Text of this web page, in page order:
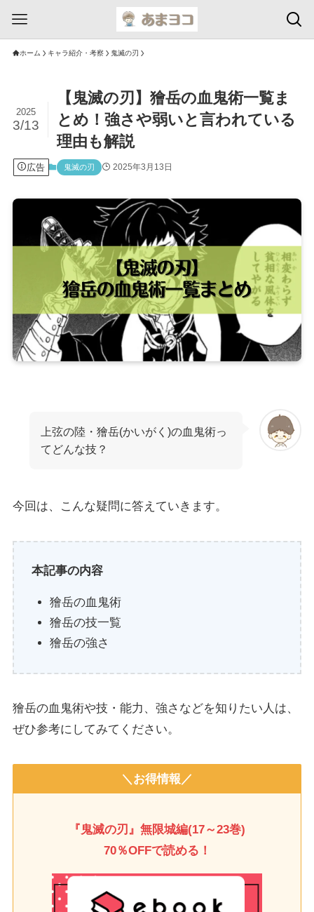
ホーム キャラ紹介・考察 鬼滅の刃
【鬼滅の刃】獪岳の血鬼術一覧ま
とめ！強さや弱いと言われている
理由も解説
2025
3/13
広告 鬼滅の刃 2025年3月13日
上弦の陸・獪岳(かいがく)の血鬼術っ
てどんな技？
今回は、こんな疑問に答えていきます。
本記事の内容
獪岳の血鬼術
獪岳の技一覧
獪岳の強さ
獪岳の血鬼術や技・能力、強さなどを知りたい人は、
ぜひ参考にしてみてください。
＼お得情報／
『鬼滅の刃』無限城編(17～23巻)
70％OFFで読める！